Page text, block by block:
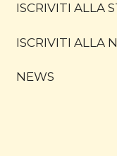
ISCRIVITI ALLA
ISCRIVITI ALLA
NEWS